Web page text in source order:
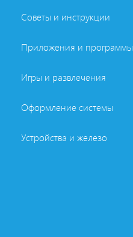
Советы и инструкции
Приложения и программы
Игры и развлечения
Оформление системы
Устройства и железо